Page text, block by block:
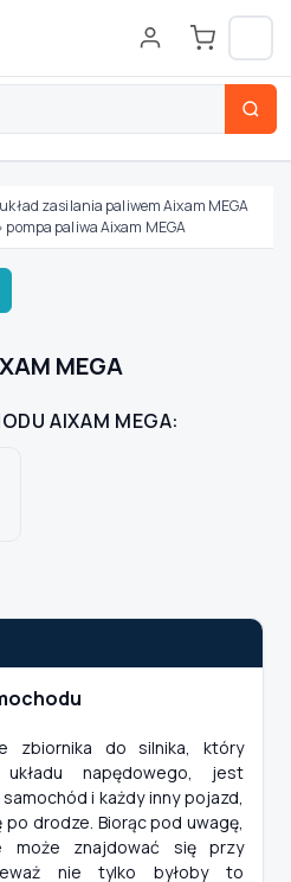
układ zasilania paliwem Aixam MEGA
pompa paliwa Aixam MEGA
MEGA
AIXAM MEGA:
zbiornika do silnika, który
napędowego, jest
i każdy inny pojazd,
drodze. Biorąc pod uwagę,
może znajdować się przy
nie tylko byłoby to